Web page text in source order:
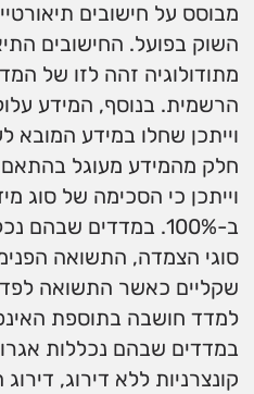
מבוסס על חישובים
השוק בפועל. החישובים
מתודולוגיה זהה לזו של
הרשמית. בנוסף, המידע עלול
וייתכן שחלו במידע המובא
חלק מהמידע מעוגל
וייתכן כי הסכימה של סוג
ב-100%. במדדים
סוגי הצמדה, התשואה
שקליים כאשר התשואה
למדד חושבה בתוספת
במדדים שבהם נכללות
קונצרניות ללא דירוג,